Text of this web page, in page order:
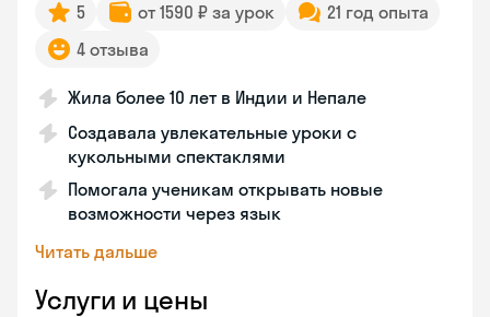
5 от 1590 ₽ за урок
21 год опыта
4 отзыва
Жила более 10 лет в Индии и Непале
Создавала увлекательные уроки с
кукольными спектаклями
Помогала ученикам открывать новые
возможности через язык
Читать дальше
Услуги и цены